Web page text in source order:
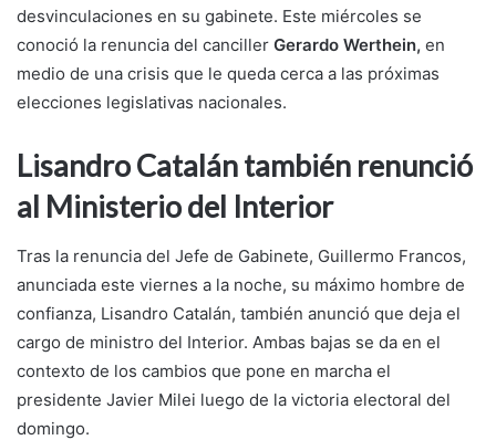
desvinculaciones en su gabinete. Este miércoles se
conoció la renuncia del canciller Gerardo Werthein, en
medio de una crisis que le queda cerca a las próximas
elecciones legislativas nacionales.
Lisandro Catalán también renunció
al Ministerio del Interior
Tras la renuncia del Jefe de Gabinete, Guillermo Francos,
anunciada este viernes a la noche, su máximo hombre de
confianza, Lisandro Catalán, también anunció que deja el
cargo de ministro del Interior. Ambas bajas se da en el
contexto de los cambios que pone en marcha el
presidente Javier Milei luego de la victoria electoral del
domingo.